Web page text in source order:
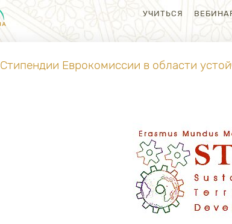
УЧИТЬСЯ
Стипендии Еврокомиссии в области